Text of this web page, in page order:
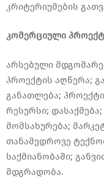
კრიტერიუმების
კომერციული
არსებული
პროექტის აღწერა;
განათლება;
რესურსი;
მომსახურება;
თანამედროვე
საქმიანობაში;
მდგრადობა.